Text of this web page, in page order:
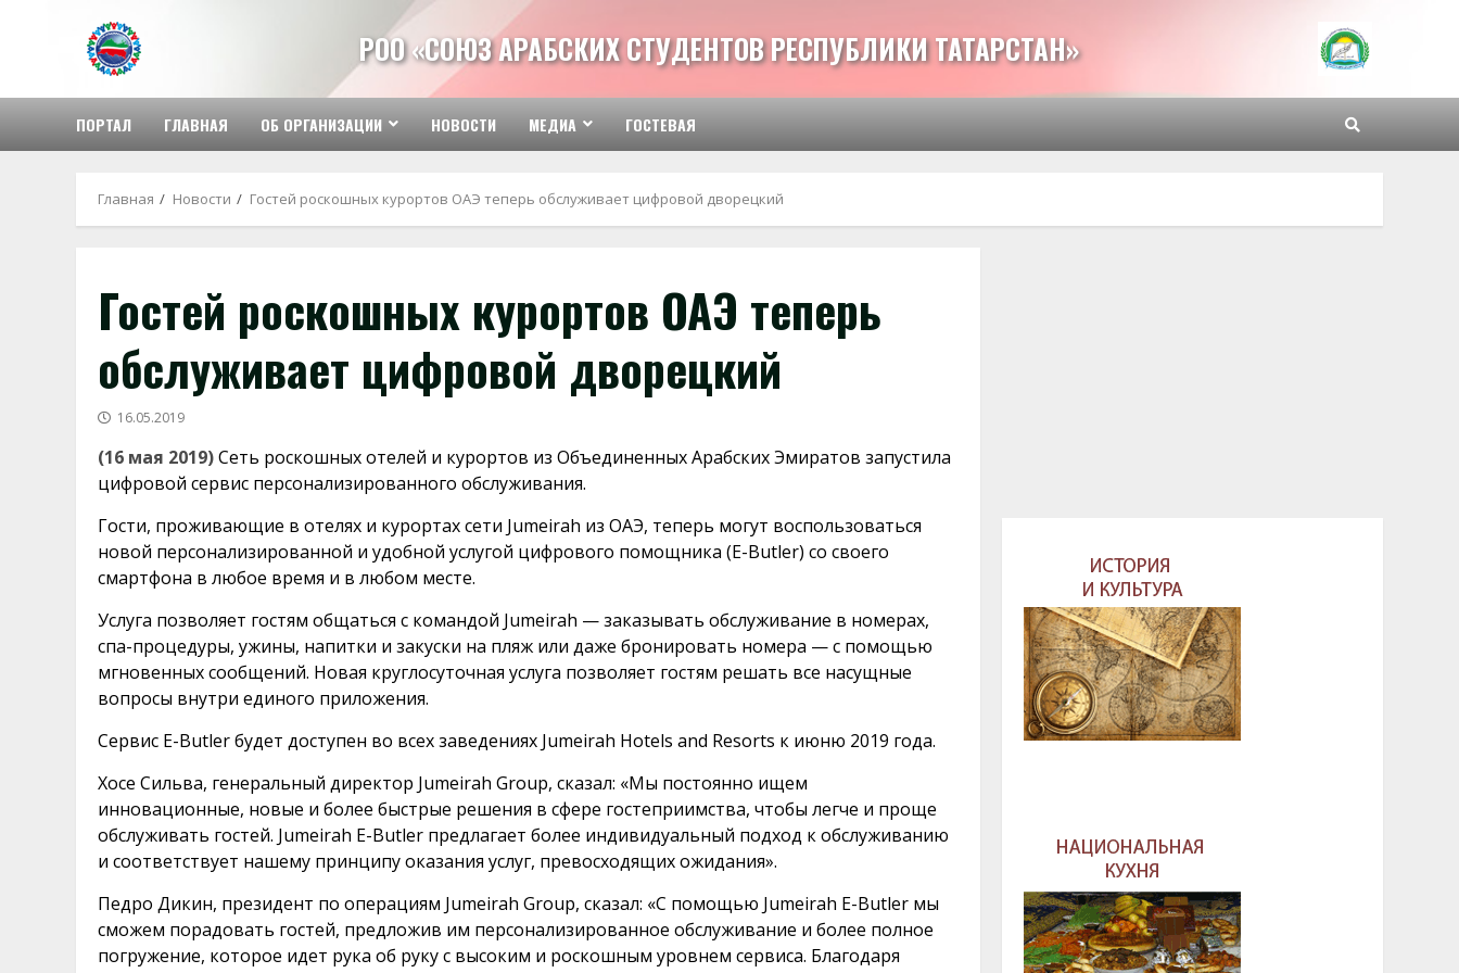
содержимому
РОО «СОЮЗ АРАБСКИХ СТУДЕНТОВ РЕСПУБЛИКИ ТАТАРСТАН»
ПОРТАЛ ГЛАВНАЯ ОБ ОРГАНИЗАЦИИ НОВОСТИ МЕДИА ГОСТЕВАЯ
Главная Новости Гостей роскошных курортов ОАЭ теперь обслуживает цифровой дворецкий
Гостей роскошных курортов ОАЭ теперь
обслуживает цифровой дворецкий
16.05.2019
(16 мая 2019)Сеть роскошных отелей и курортов из Объединенных Арабских Эмиратов запустила
цифровой сервис персонализированного обслуживания.
Гости, проживающие в отелях и курортах сети Jumeirah из ОАЭ, теперь могут воспользоваться
новой персонализированной и удобной услугой цифрового помощника (E-Butler) со своего
смартфона в любое время и в любом месте.
Услуга позволяет гостям общаться с командой Jumeirah — заказывать обслуживание в номерах,
спа-процедуры, ужины, напитки и закуски на пляж или даже бронировать номера — с помощью
мгновенных сообщений. Новая круглосуточная услуга позволяет гостям решать все насущные
вопросы внутри единого приложения.
Сервис E-Butler будет доступен во всех заведениях Jumeirah Hotels and Resorts к июню 2019 года.
Хосе Сильва, генеральный директор Jumeirah Group, сказал: «Мы постоянно ищем
инновационные, новые и более быстрые решения в сфере гостеприимства, чтобы легче и проще
обслуживать гостей. Jumeirah E-Butler предлагает более индивидуальный подход к обслуживанию
и соответствует нашему принципу оказания услуг, превосходящих ожидания».
Педро Дикин, президент по операциям Jumeirah Group, сказал: «С помощью Jumeirah E-Butler мы
сможем порадовать гостей, предложив им персонализированное обслуживание и более полное
погружение, которое идет рука об руку с высоким и роскошным уровнем сервиса. Благодаря